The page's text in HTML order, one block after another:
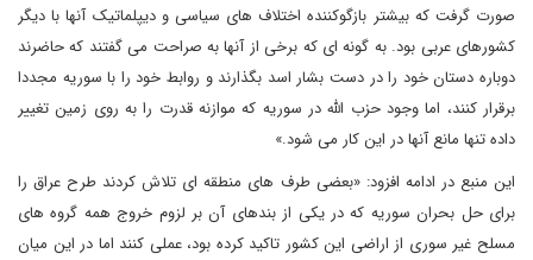
صورت گرفت که بیشتر بازگوکننده اختلاف های سیاسی و دیپلماتیک آنها با دیگر
کشورهای عربی بود. به گونه ای که برخی از آنها به صراحت می گفتند که حاضرند
دوباره دستان خود را در دست بشار اسد بگذارند و روابط خود را با سوریه مجددا
برقرار کنند، اما وجود حزب الله در سوریه که موازنه قدرت را به روی زمین تغییر
داده تنها مانع آنها در این کار می شود.»
این منبع در ادامه افزود: «بعضی طرف های منطقه ای تلاش کردند طرح عراق را
برای حل بحران سوریه که در یکی از بندهای آن بر لزوم خروج همه گروه های
مسلح غیر سوری از اراضی این کشور تاکید کرده بود، عملی کنند اما در این میان